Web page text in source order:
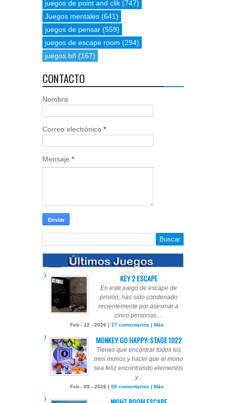
juegos de point and clik (747)
Juegos mentales (641)
juegos de pensar (559)
juegos de escape room (294)
juegos bñ (167)
CONTACTO
Nombre
Correo electrónico *
Mensaje *
KEY 2 ESCAPE
En este juego de escape de
prisión, has sido condenado
recientemente por asesinar a
cinco personas,...
Feb - 12 - 2026 | 17 comentarios Más
MONKEY GO HAPPY: STAGE 1022
Tienes que encontrar todos los
mini monos y hacer que el mono
sea feliz encontrando elementos
y...
Feb - 09 - 2026 | 58 comentarios Más